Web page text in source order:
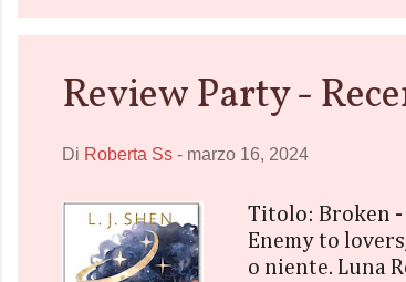
Review Party -
Di Roberta Ss - marzo 16, 2024
Titolo: Broken -
Enemy to
o niente. Luna